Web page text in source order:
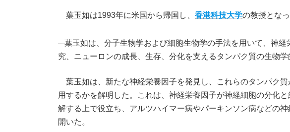
葉玉如は1993年に米国から帰国し、 香港科技大学の教授となっ
葉玉如は、分子生物学および細胞生物学の手法を用いて、神
究、ニューロンの成長、生存、分化を支えるタンパク質の生物学
葉玉如は、新たな神経栄養因子を発見し、これらのタンパク
用するかを解明した。これは、神経栄養因子が神経細胞の分化
解する上で役立ち、アルツハイマー病やパーキンソン病などの
開いた。